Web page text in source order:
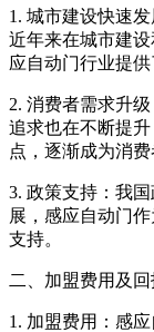
1. 城市建设快速
近年来在城市建
应自动门行业提供
2. 消费者需求升
追求也在不断提
点，逐渐成为消费
3. 政策支持：我
展，感应自动门
支持。
二、加盟费用及
1. 加盟费用：感